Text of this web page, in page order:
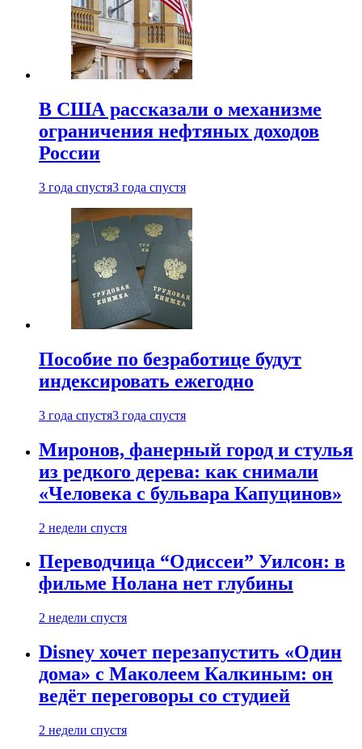
В США рассказали о механизме
ограничения нефтяных доходов
России
3 года спустя3 года спустя
Пособие по безработице будут
индексировать ежегодно
3 года спустя3 года спустя
Миронов, фанерный город и стулья
из редкого дерева: как снимали
«Человека с бульвара Капуцинов»
2 недели спустя
Переводчица “Одиссеи” Уилсон: в
фильме Нолана нет глубины
2 недели спустя
Disney хочет перезапустить «Один
дома» с Маколеем Калкиным: он
ведёт переговоры со студией
2 недели спустя